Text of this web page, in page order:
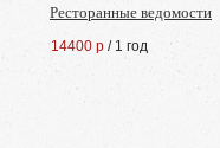
Ресторанные ведомости
14400 р / 1 год